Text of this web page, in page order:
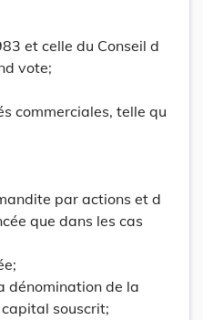
et celle du Conseil d
vote;
commerciales, telle qu
par actions et d
que dans les cas
dénomination de la
souscrit;